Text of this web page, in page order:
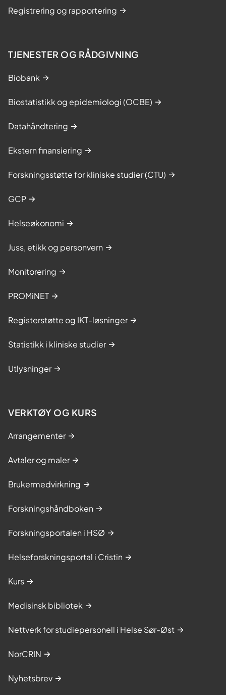
Registrering og rapportering
TJENESTER OG RÅDGIVNING
Biobank
Biostatistikk og epidemiologi (OCBE)
Datahåndtering
Ekstern finansiering
Forskningsstøtte for kliniske studier (CTU)
GCP
Helseøkonomi
Juss, etikk og personvern
Monitorering
PROMiNET
Registerstøtte og IKT-løsninger
Statistikk i kliniske studier
Utlysninger
VERKTØY OG KURS
Arrangementer
Avtaler og maler
Brukermedvirkning
Forskningshåndboken
Forskningsportalen i HSØ
Helseforskningsportal i Cristin
Kurs
Medisinsk bibliotek
Nettverk for studiepersonell i Helse Sør-Øst
NorCRIN
Nyhetsbrev